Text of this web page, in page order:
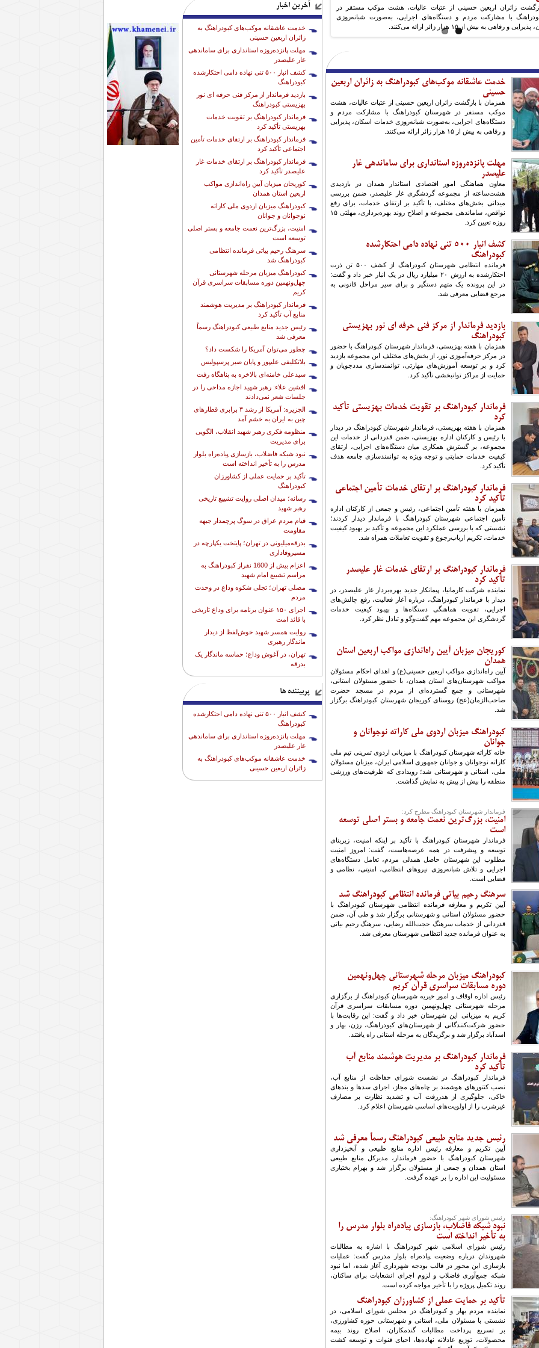
آخرین اخبار
خدمت عاشقانه موکب‌های کبودراهنگ به
زائران اربعین حسینی
مهلت پانزده‌روزه استانداری برای ساماندهی
غار علیصدر
کشف انبار ۵۰۰ تنی نهاده دامی احتکارشده
کبودراهنگ
بازدید فرماندار از مرکز فنی حرفه ای نور
بهزیستی کبودراهنگ
فرماندار کبودراهنگ بر تقویت خدمات
بهزیستی تأکید کرد
فرماندار کبودراهنگ بر ارتقای خدمات تأمین
اجتماعی تأکید کرد
فرماندار کبودراهنگ بر ارتقای خدمات غار
علیصدر تأکید کرد
کوریجان میزبان آیین راه‌اندازی مواکب
اربعین استان همدان
کبودراهنگ میزبان اردوی ملی کاراته
نوجوانان و جوانان
امنیت، بزرگ‌ترین نعمت جامعه و بستر اصلی
توسعه است
سرهنگ رحیم بیاتی فرمانده انتظامی
کبودراهنگ شد
کبودراهنگ میزبان مرحله شهرستانی
چهل‌ونهمین دوره مسابقات سراسری قرآن
کریم
فرماندار کبودراهنگ بر مدیریت هوشمند
منابع آب تأکید کرد
رئیس جدید منابع طبیعی کبودراهنگ رسماً
معرفی شد
چطور می‌توان آمریکا را شکست داد؟
بلاتکلیفی علیپور و پایان صبر پرسپولیس
سیدعلی خامنه‌ای بالاخره به پناهگاه رفت
افشین علاء: رهبر شهید اجازه مداحی را در
جلسات شعر نمی‌دادند
الجزیره: آمریکا از رشد ۳ برابری قطارهای
چین به ایران به خشم آمد
منظومه فکری رهبر شهید انقلاب، الگویی
برای مدیریت
نبود شبکه فاضلاب، بازسازی پیاده‌راه بلوار
مدرس را به تأخیر انداخته است
تأکید بر حمایت عملی از کشاورزان
کبودراهنگ
رسانه؛ میدان اصلی روایت تشییع تاریخی
رهبر شهید
قیام مردم عراق در سوگ پرچمدار جبهه
مقاومت
بدرقه‌میلیونی در تهران؛ پایتخت یکپارچه در
مسیروفاداری
اعزام بیش از 1600 نفراز کبودراهنگ به
مراسم تشییع امام شهید
مصلی تهران؛ تجلی شکوه وداع در وحدت
مردم
اجرای ۱۵۰ عنوان برنامه برای وداع تاریخی
با قائد امت
روایت همسر شهید خوش‌لفظ از دیدار
ماندگار رهبری
تهران، در آغوش وداع؛ حماسه ماندگار یک
بدرقه
پربیننده ها
کشف انبار ۵۰۰ تنی نهاده دامی احتکارشده
کبودراهنگ
مهلت پانزده‌روزه استانداری برای ساماندهی
غار علیصدر
خدمت عاشقانه موکب‌های کبودراهنگ به
زائران اربعین حسینی
زائران اربعین حسینی از عتبات عالیات، هشت موکب مستقر در
با مشارکت مردم و دستگاه‌های اجرایی، به‌صورت شبانه‌روزی
و رفاهی به بیش از ۱۵ هزار زائر ارائه می‌کنند.
علیصدر، ضمن بررسی میدانی بخش‌های مختلف، با تأکید بر ارتقای
خدمات، برای رفع نواقص، ساماندهی مجموعه و اصلاح روند بهره‌برداری، مهلتی ۱۵ روزه
خدمت عاشقانه موکب‌های کبودراهنگ به زائران اربعین
حسینی
همزمان با بازگشت زائران اربعین حسینی از عتبات عالیات، هشت
موکب مستقر در شهرستان کبودراهنگ با مشارکت مردم و
دستگاه‌های اجرایی، به‌صورت شبانه‌روزی خدمات اسکان، پذیرایی
و رفاهی به بیش از ۱۵ هزار زائر ارائه می‌کنند.
مهلت پانزده‌روزه استانداری برای ساماندهی غار
علیصدر
معاون هماهنگی امور اقتصادی استاندار همدان در بازدیدی
هشت‌ساعته از مجموعه گردشگری غار علیصدر، ضمن بررسی
میدانی بخش‌های مختلف، با تأکید بر ارتقای خدمات، برای رفع
نواقص، ساماندهی مجموعه و اصلاح روند بهره‌برداری، مهلتی ۱۵
روزه تعیین کرد.
کشف انبار ۵۰۰ تنی نهاده دامی احتکارشده
کبودراهنگ
فرمانده انتظامی شهرستان کبودراهنگ از کشف ۵۰۰ تن ذرت
احتکارشده به ارزش ۲۰ میلیارد ریال در یک انبار خبر داد و گفت:
در این پرونده یک متهم دستگیر و برای سیر مراحل قانونی به
مرجع قضایی معرفی شد.
بازدید فرماندار از مرکز فنی حرفه ای نور بهزیستی
کبودراهنگ
همزمان با هفته بهزیستی، فرماندار شهرستان کبودراهنگ با حضور
در مرکز حرفه‌آموزی نور، از بخش‌های مختلف این مجموعه بازدید
کرد و بر توسعه آموزش‌های مهارتی، توانمندسازی مددجویان و
حمایت از مراکز توانبخشی تأکید کرد.
فرماندار کبودراهنگ بر تقویت خدمات بهزیستی تأکید
کرد
همزمان با هفته بهزیستی، فرماندار شهرستان کبودراهنگ در دیدار
با رئیس و کارکنان اداره بهزیستی، ضمن قدردانی از خدمات این
مجموعه، بر گسترش همکاری میان دستگاه‌های اجرایی، ارتقای
کیفیت خدمات حمایتی و توجه ویژه به توانمندسازی جامعه هدف
تأکید کرد.
فرماندار کبودراهنگ بر ارتقای خدمات تأمین اجتماعی
تأکید کرد
همزمان با هفته تأمین اجتماعی، رئیس و جمعی از کارکنان اداره
تأمین اجتماعی شهرستان کبودراهنگ با فرماندار دیدار کردند؛
نشستی که با بررسی عملکرد این مجموعه و تأکید بر بهبود کیفیت
خدمات، تکریم ارباب‌رجوع و تقویت تعاملات همراه شد.
فرماندار کبودراهنگ بر ارتقای خدمات غار علیصدر
تأکید کرد
نماینده شرکت کارمانیا، پیمانکار جدید بهره‌بردار غار علیصدر، در
دیدار با فرماندار کبودراهنگ، درباره آغاز فعالیت، رفع چالش‌های
اجرایی، تقویت هماهنگی دستگاه‌ها و بهبود کیفیت خدمات
گردشگری این مجموعه مهم گفت‌وگو و تبادل نظر کرد.
کوریجان میزبان آیین راه‌اندازی مواکب اربعین استان
همدان
آیین راه‌اندازی مواکب اربعین حسینی(ع) و اهدای احکام مسئولان
مواکب شهرستان‌های استان همدان، با حضور مسئولان استانی،
شهرستانی و جمع گسترده‌ای از مردم در مسجد حضرت
صاحب‌الزمان(عج) روستای کوریجان شهرستان کبودراهنگ برگزار
شد.
کبودراهنگ میزبان اردوی ملی کاراته نوجوانان و
جوانان
خانه کاراته شهرستان کبودراهنگ با میزبانی اردوی تمرینی تیم ملی
کاراته نوجوانان و جوانان جمهوری اسلامی ایران، میزبان مسئولان
ملی، استانی و شهرستانی شد؛ رویدادی که ظرفیت‌های ورزشی
منطقه را بیش از پیش به نمایش گذاشت.
فرماندار شهرستان کبودراهنگ مطرح کرد:
امنیت، بزرگ‌ترین نعمت جامعه و بستر اصلی توسعه
است
فرماندار شهرستان کبودراهنگ با تأکید بر اینکه امنیت، زیربنای
توسعه و پیشرفت در همه عرصه‌هاست، گفت: امروز امنیت
مطلوب این شهرستان حاصل همدلی مردم، تعامل دستگاه‌های
اجرایی و تلاش شبانه‌روزی نیروهای انتظامی، امنیتی، نظامی و
قضایی است.
سرهنگ رحیم بیاتی فرمانده انتظامی کبودراهنگ شد
آیین تکریم و معارفه فرمانده انتظامی شهرستان کبودراهنگ با
حضور مسئولان استانی و شهرستانی برگزار شد و طی آن، ضمن
قدردانی از خدمات سرهنگ حجت‌الله رضایی، سرهنگ رحیم بیاتی
به عنوان فرمانده جدید انتظامی شهرستان معرفی شد.
کبودراهنگ میزبان مرحله شهرستانی چهل‌ونهمین
دوره مسابقات سراسری قرآن کریم
رئیس اداره اوقاف و امور خیریه شهرستان کبودراهنگ از برگزاری
مرحله شهرستانی چهل‌ونهمین دوره مسابقات سراسری قرآن
کریم به میزبانی این شهرستان خبر داد و گفت: این رقابت‌ها با
حضور شرکت‌کنندگانی از شهرستان‌های کبودراهنگ، رزن، بهار و
اسدآباد برگزار شد و برگزیدگان به مرحله استانی راه یافتند.
فرماندار کبودراهنگ بر مدیریت هوشمند منابع آب
تأکید کرد
فرماندار کبودراهنگ در نشست شورای حفاظت از منابع آب،
نصب کنتورهای هوشمند بر چاه‌های مجاز، اجرای سدها و بندهای
خاکی، جلوگیری از هدررفت آب و تشدید نظارت بر مصارف
غیرشرب را از اولویت‌های اساسی شهرستان اعلام کرد.
رئیس جدید منابع طبیعی کبودراهنگ رسماً معرفی شد
آیین تکریم و معارفه رئیس اداره منابع طبیعی و آبخیزداری
شهرستان کبودراهنگ با حضور فرماندار، مدیرکل منابع طبیعی
استان همدان و جمعی از مسئولان برگزار شد و بهرام بختیاری
مسئولیت این اداره را بر عهده گرفت.
رئیس شورای شهر کبودراهنگ:
نبود شبکه فاضلاب، بازسازی پیاده‌راه بلوار مدرس را
به تأخیر انداخته است
رئیس شورای اسلامی شهر کبودراهنگ با اشاره به مطالبات
شهروندان درباره وضعیت پیاده‌راه بلوار مدرس گفت: عملیات
بازسازی این محور در قالب بودجه شهرداری آغاز شده، اما نبود
شبکه جمع‌آوری فاضلاب و لزوم اجرای انشعابات برای ساکنان،
روند تکمیل پروژه را با تأخیر مواجه کرده است.
تأکید بر حمایت عملی از کشاورزان کبودراهنگ
نماینده مردم بهار و کبودراهنگ در مجلس شورای اسلامی، در
نشستی با مسئولان ملی، استانی و شهرستانی حوزه کشاورزی،
بر تسریع پرداخت مطالبات گندمکاران، اصلاح روند بیمه
محصولات، توزیع عادلانه نهاده‌ها، احیای قنوات و توسعه کشت